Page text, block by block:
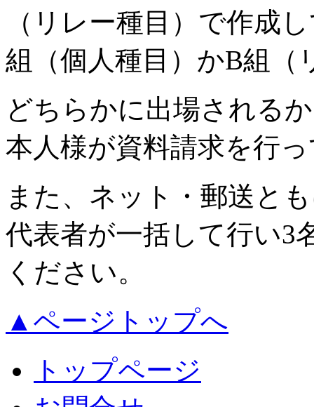
（リレー種目）で作成
組（個人種目）かB組（
どちらかに出場される
本人様が資料請求を行
また、ネット・郵送と
代表者が一括して行い3
ください。
▲ページトップへ
トップページ